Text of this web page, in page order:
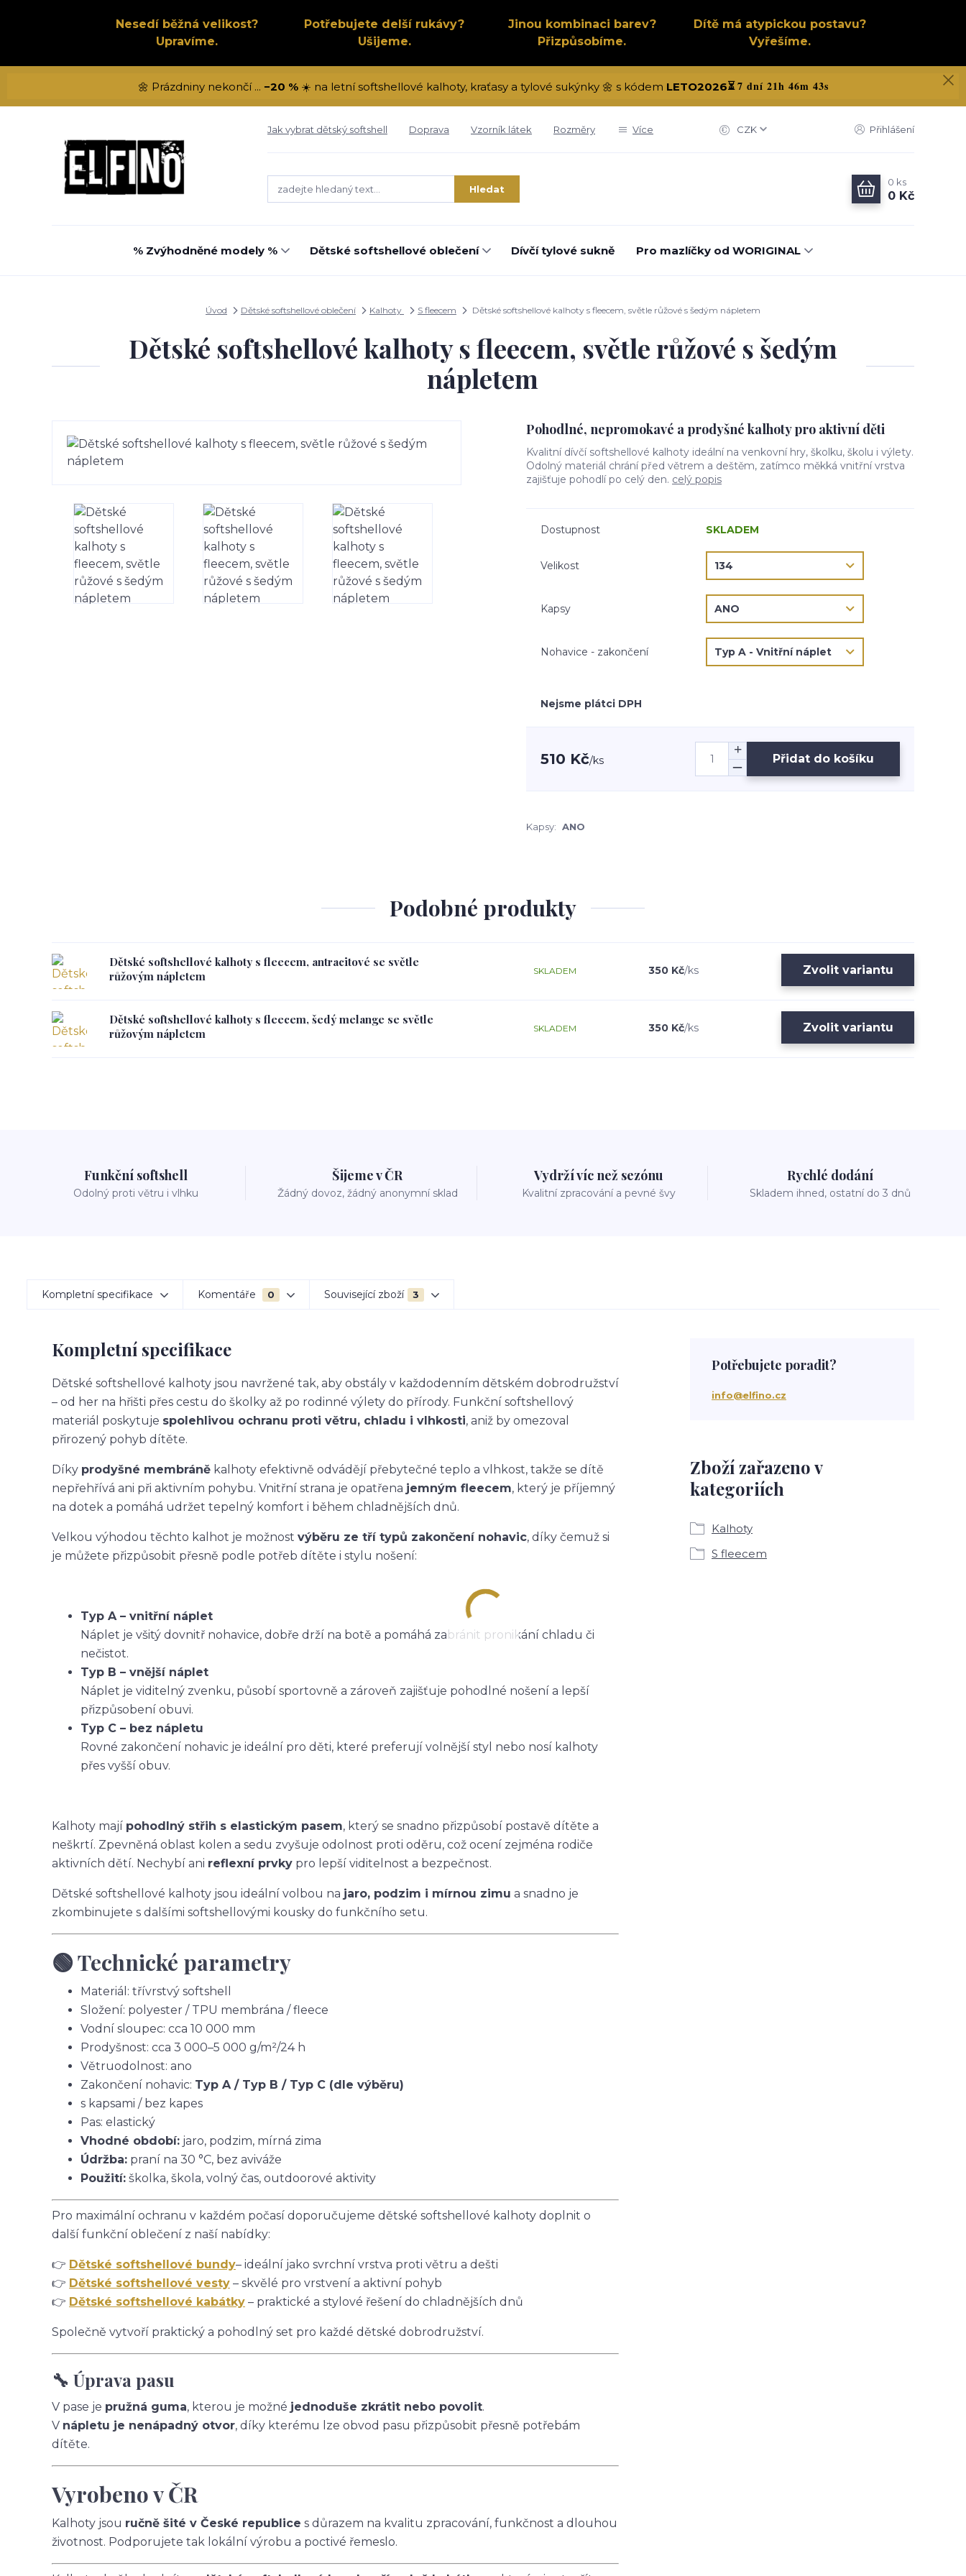
Nesedí běžná velikost?
Upravíme.
Potřebujete delší rukávy?
Ušijeme.
Jinou kombinaci barev?
Přizpůsobíme.
Dítě má atypickou postavu?
Vyřešíme.
🌼 Prázdniny nekončí ... −20 %☀️ na letní softshellové kalhoty, kraťasy a tylové sukýnky 🌼 s kódem LETO2026⏳7 dní 21h 46m 42s
Jak vybrat dětský softshell Doprava Vzorník látek Rozměry Více CZK Přihlášení
Hledat
0 ks
0 Kč
% Zvýhodněné modely % Dětské softshellové oblečení Dívčí tylové sukně Pro mazlíčky od WORIGINAL
Úvod Dětské softshellové oblečení Kalhoty S fleecem Dětské softshellové kalhoty s fleecem, světle růžové s šedým nápletem
Dětské softshellové kalhoty s fleecem, světle růžové s šedým
nápletem
Pohodlné, nepromokavé a prodyšné kalhoty pro aktivní děti
Kvalitní dívčí softshellové kalhoty ideální na venkovní hry, školku, školu i výlety.
Odolný materiál chrání před větrem a deštěm, zatímco měkká vnitřní vrstva
zajišťuje pohodlí po celý den. celý popis
Dostupnost SKLADEM
Velikost
Kapsy
Nohavice - zakončení
Nejsme plátci DPH
510 Kč/ks Přidat do košíku
Kapsy: ANO
Podobné produkty
Dětské softshellové kalhoty s fleecem, antracitové se světle
růžovým nápletem
350 Kč/ks
SKLADEM Zvolit variantu
Dětské softshellové kalhoty s fleecem, šedý melange se světle
růžovým nápletem
350 Kč/ks
SKLADEM Zvolit variantu
Funkční softshell
Odolný proti větru i vlhku
Šijeme v ČR
Žádný dovoz, žádný anonymní sklad
Vydrží víc než sezónu
Kvalitní zpracování a pevné švy
Rychlé dodání
Skladem ihned, ostatní do 3 dnů
Kompletní specifikace Komentáře 0 Související zboží 3
Kompletní specifikace
Dětské softshellové kalhoty jsou navržené tak, aby obstály v každodenním dětském dobrodružství
– od her na hřišti přes cestu do školky až po rodinné výlety do přírody. Funkční softshellový
materiál poskytuje spolehlivou ochranu proti větru, chladu i vlhkosti, aniž by omezoval
přirozený pohyb dítěte.
Díky prodyšné membráně kalhoty efektivně odvádějí přebytečné teplo a vlhkost, takže se dítě
nepřehřívá ani při aktivním pohybu. Vnitřní strana je opatřena jemným fleecem, který je příjemný
na dotek a pomáhá udržet tepelný komfort i během chladnějších dnů.
Velkou výhodou těchto kalhot je možnost výběru ze tří typů zakončení nohavic, díky čemuž si
je můžete přizpůsobit přesně podle potřeb dítěte i stylu nošení:
Typ A – vnitřní náplet
Náplet je všitý dovnitř nohavice, dobře drží na botě a pomáhá zabránit pronikání chladu či
nečistot.
Typ B – vnější náplet
Náplet je viditelný zvenku, působí sportovně a zároveň zajišťuje pohodlné nošení a lepší
přizpůsobení obuvi.
Typ C – bez nápletu
Rovné zakončení nohavic je ideální pro děti, které preferují volnější styl nebo nosí kalhoty
přes vyšší obuv.
Kalhoty mají pohodlný střih s elastickým pasem, který se snadno přizpůsobí postavě dítěte a
neškrtí. Zpevněná oblast kolen a sedu zvyšuje odolnost proti oděru, což ocení zejména rodiče
aktivních dětí. Nechybí ani reflexní prvky pro lepší viditelnost a bezpečnost.
Dětské softshellové kalhoty jsou ideální volbou na jaro, podzim i mírnou zimu a snadno je
zkombinujete s dalšími softshellovými kousky do funkčního setu.
🟢 Technické parametry
Materiál: třívrstvý softshell
Složení: polyester / TPU membrána / fleece
Vodní sloupec: cca 10 000 mm
Prodyšnost: cca 3 000–5 000 g/m²/24 h
Větruodolnost: ano
Zakončení nohavic: Typ A / Typ B / Typ C (dle výběru)
s kapsami / bez kapes
Pas: elastický
Vhodné období: jaro, podzim, mírná zima
Údržba: praní na 30 °C, bez aviváže
Použití: školka, škola, volný čas, outdoorové aktivity
Pro maximální ochranu v každém počasí doporučujeme dětské softshellové kalhoty doplnit o
další funkční oblečení z naší nabídky:
👉 Dětské softshellové bundy– ideální jako svrchní vrstva proti větru a dešti
👉 Dětské softshellové vesty – skvělé pro vrstvení a aktivní pohyb
👉 Dětské softshellové kabátky – praktické a stylové řešení do chladnějších dnů
Společně vytvoří praktický a pohodlný set pro každé dětské dobrodružství.
🔧 Úprava pasu
V pase je pružná guma, kterou je možné jednoduše zkrátit nebo povolit.
V nápletu je nenápadný otvor, díky kterému lze obvod pasu přizpůsobit přesně potřebám
dítěte.
Vyrobeno v ČR
Kalhoty jsou ručně šité v České republice s důrazem na kvalitu zpracování, funkčnost a dlouhou
životnost. Podporujete tak lokální výrobu a poctivé řemeslo.
Zboží zařazeno v
kategoriích
Kalhoty
S fleecem
Potřebujete poradit?
info@elfino.cz